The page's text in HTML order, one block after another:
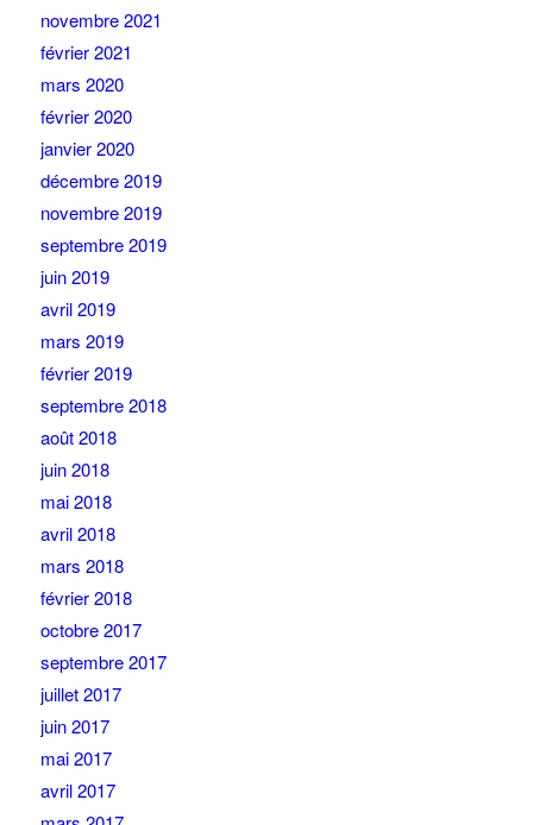
novembre 2021
février 2021
mars 2020
février 2020
janvier 2020
décembre 2019
novembre 2019
septembre 2019
juin 2019
avril 2019
mars 2019
février 2019
septembre 2018
août 2018
juin 2018
mai 2018
avril 2018
mars 2018
février 2018
octobre 2017
septembre 2017
juillet 2017
juin 2017
mai 2017
avril 2017